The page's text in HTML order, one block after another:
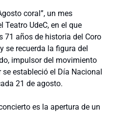
coral”, un mes
UdeC, en el que
71 años de historia del Coro
se recuerda la figura del
impulsor del movimiento
estableció el Día Nacional
21 de agosto.
es la apertura de un